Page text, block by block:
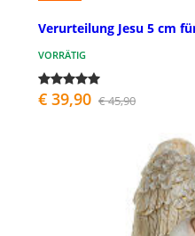
Verurteilung Jesu 5 cm
VORRÄTIG
€ 39,90 € 45,90